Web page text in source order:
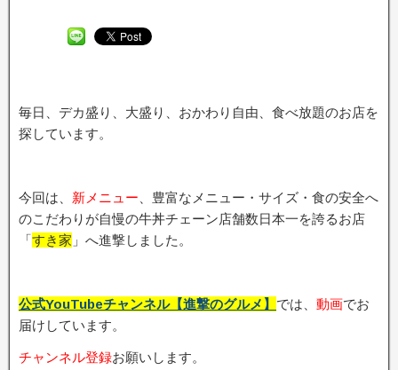
毎日、デカ盛り、大盛り、おかわり自由、食べ放題のお店を
探しています。
今回は、 新メニュー 、豊富なメニュー・サイズ・食の安全へ
のこだわりが自慢の牛丼チェーン店舗数日本一を誇るお店
「すき家 」へ進撃しました。
公式YouTubeチャンネル【進撃のグルメ】 では、 動画でお
届けしています。
チャンネル登録お願いします。